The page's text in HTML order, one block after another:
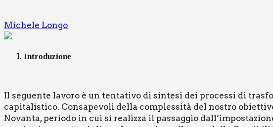
Michele Longo
Intro­du­zio­ne
Il seguen­te lavo­ro è un ten­ta­ti­vo di sin­te­si dei pro­ces­si di
capi­ta­li­sti­co. Con­sa­pe­vo­li del­la com­ples­si­tà del nostro
Novan­ta, perio­do in cui si rea­liz­za il pas­sag­gio